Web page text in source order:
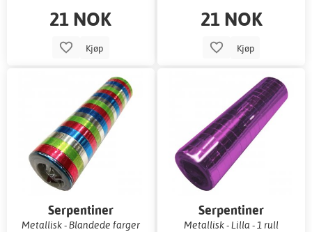
21 NOK
Kjøp
21 NOK
Kjøp
Serpentiner
Metallisk - Blandede farger
Serpentiner
Metallisk - Lilla - 1 rull